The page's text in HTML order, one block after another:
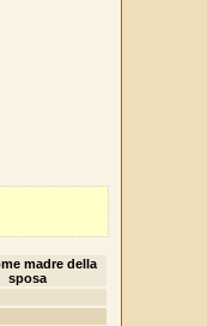
madre della
sposa